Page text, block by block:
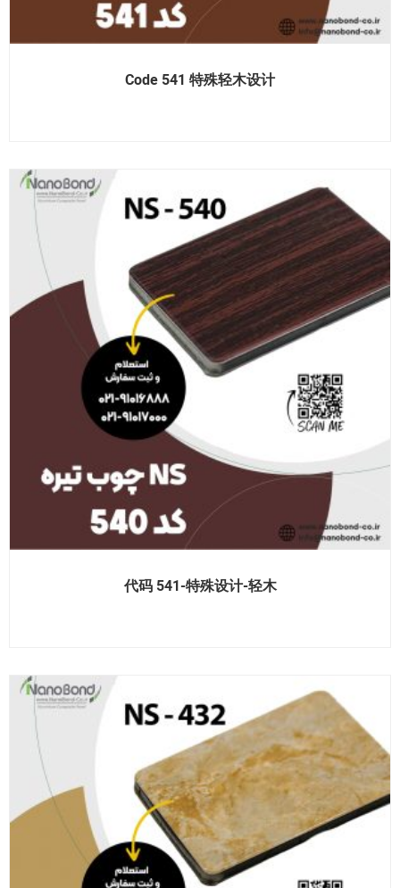
Code 541 特殊轻木设计
代码 541-特殊设计-轻木